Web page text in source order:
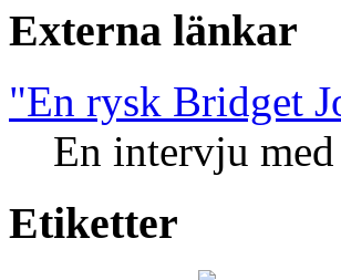
Externa länkar
"En rysk Bridget
En intervju
Etiketter